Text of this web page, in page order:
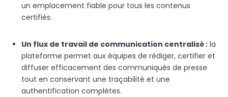
un emplacement fiable pour tous les contenus
certifiés.
Un flux de travail de communication centralisé : la
plateforme permet aux équipes de rédiger, certifier et
diffuser efficacement des communiqués de presse
tout en conservant une traçabilité et une
authentification complètes.